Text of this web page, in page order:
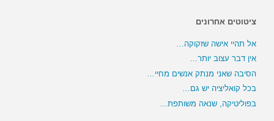
ציטוטים אחרונים
אל תהיי אישה שזקוקה…
אין דבר עצוב יותר…
הסיבה שאני מנתק אנשים מחיי…
בכל קואליציה יש גם…
בפוליטיקה, שנאה משותפת…